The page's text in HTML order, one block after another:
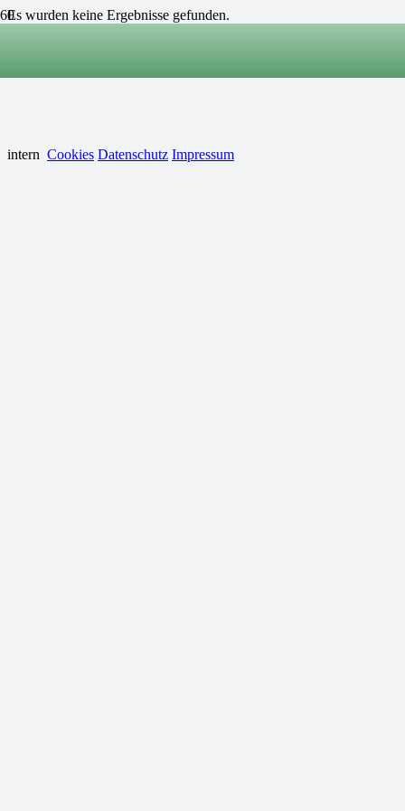
Es wurden keine Ergebnisse gefunden.
intern Cookies Datenschutz Impressum